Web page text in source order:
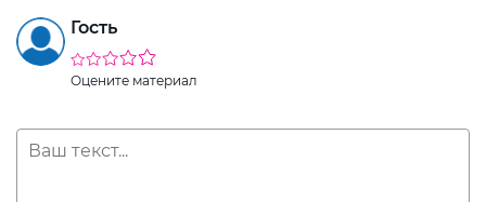
Гость
Оцените материал